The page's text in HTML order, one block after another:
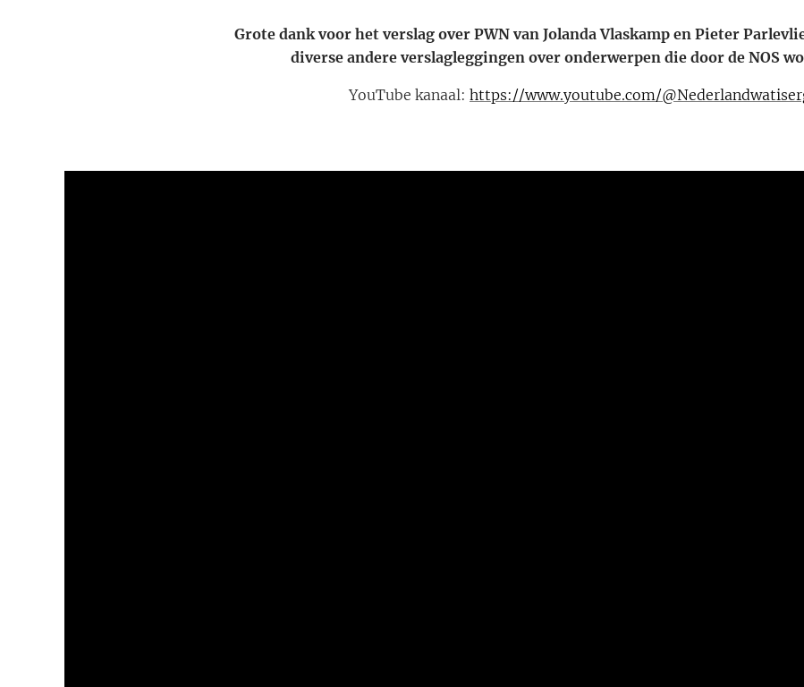
Grote dank voor het verslag over PWN van Jolanda Vlaskamp en Pieter
diverse andere verslagleggingen over onderwerpen die door de NOS
YouTube kanaal: https://www.youtube.com/